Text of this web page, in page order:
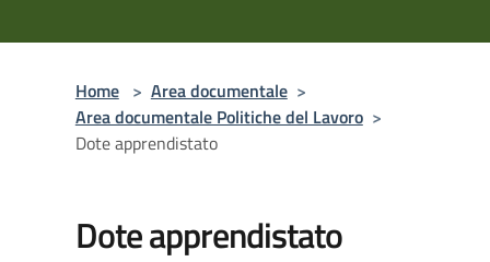
Home > Area documentale >
Area documentale Politiche del Lavoro >
Dote apprendistato
Dote apprendistato